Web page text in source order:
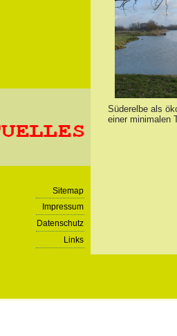
Sitemap
Impressum
Datenschutz
Links
Süderelbe als
einer minimalen